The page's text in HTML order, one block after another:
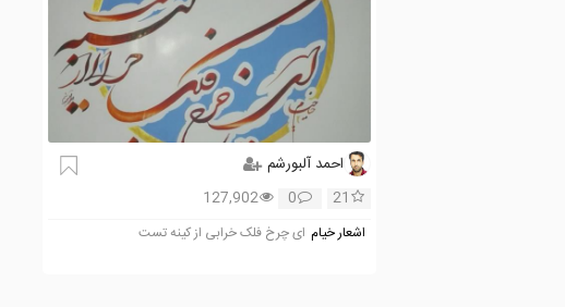
احمد آلبورشم
21
0
127,902
اشعار خیام ای چرخ فلک خرابی از کینه تست